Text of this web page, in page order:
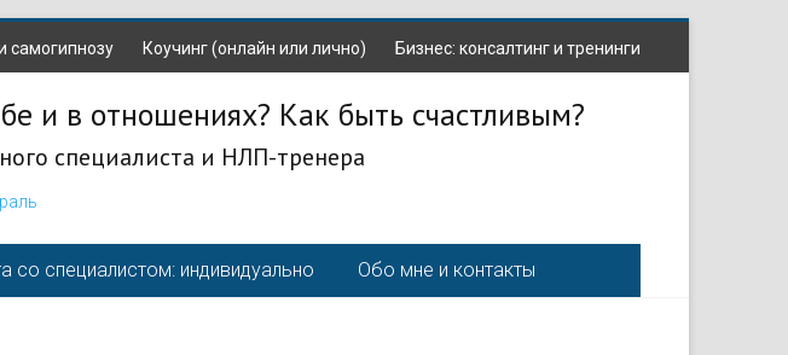
самогипнозу Коучинг (онлайн или лично) Бизнес: консалтинг и тренинги
и в отношениях? Как быть счастливым?
специалиста и НЛП-тренера
со специалистом: индивидуально Обо мне и контакты